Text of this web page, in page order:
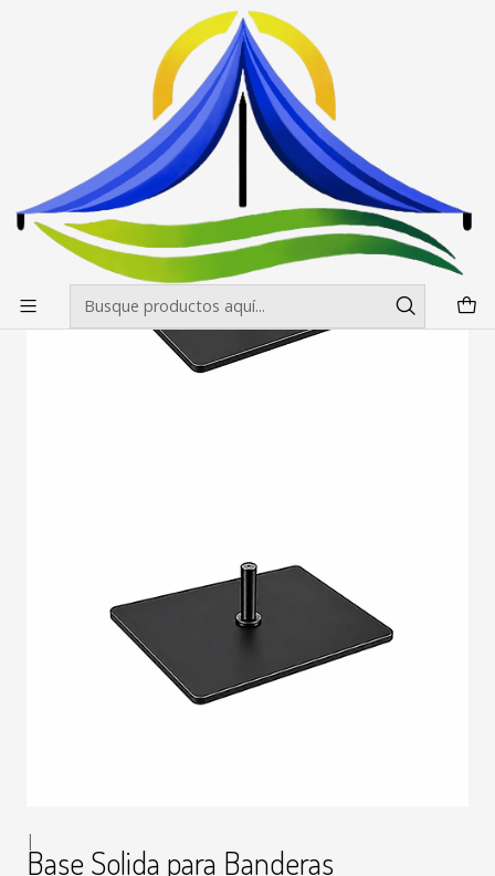
Envíos gratis desde $500.000 en Santiago
Banderas Publicitarias
Accesorios para Banderas Publicitarias
Base Solida para Banderas Publicitarias Negro 40 cm
|
Base Solida para Banderas